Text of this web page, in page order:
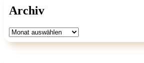
Archiv
Archiv